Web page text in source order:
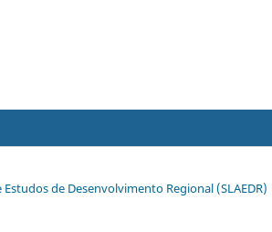
de Desenvolvimento Regional (SLAEDR)